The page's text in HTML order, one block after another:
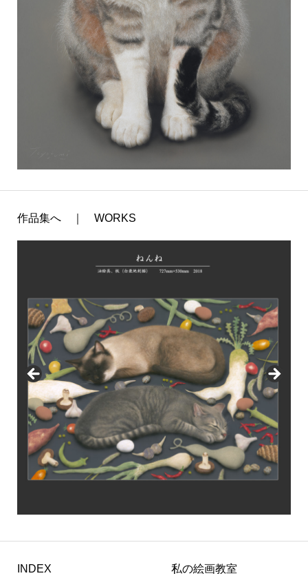
作品集へ ｜ WORKS
INDEX 私の絵画教室